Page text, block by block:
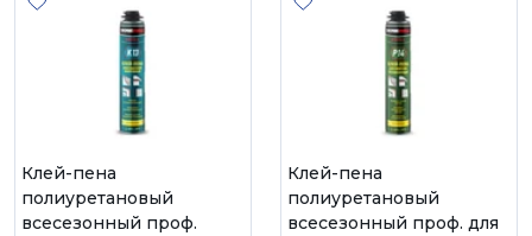
Клей-пена
полиуретановый
всесезонный проф.
Клей-пена
полиуретановый
всесезонный проф. для